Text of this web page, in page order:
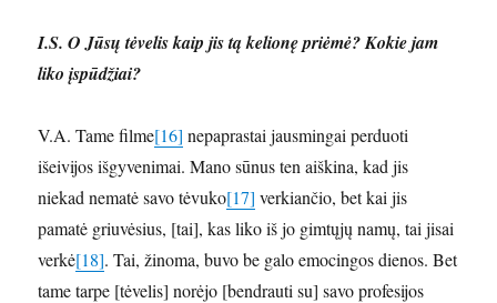
I.S. O Jūsų tėvelis kaip jis tą kelionę priėmė? Kokie jam
liko įspūdžiai?
V.A. Tame filme[16] nepaprastai jausmingai perduoti
išeivijos išgyvenimai. Mano sūnus ten aiškina, kad jis
niekad nematė savo tėvuko[17] verkiančio, bet kai jis
pamatė griuvėsius, [tai], kas liko iš jo gimtųjų namų, tai jisai
verkė[18]. Tai, žinoma, buvo be galo emocingos dienos. Bet
tame tarpe [tėvelis] norėjo [bendrauti su] savo profesijos